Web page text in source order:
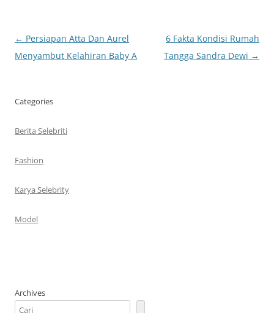
Navigasi
Tulisan
← Persiapan Atta Dan Aurel
Menyambut Kelahiran Baby A
6 Fakta Kondisi Rumah
Tangga Sandra Dewi →
Categories
Berita Selebriti
Fashion
Karya Selebrity
Model
Archives